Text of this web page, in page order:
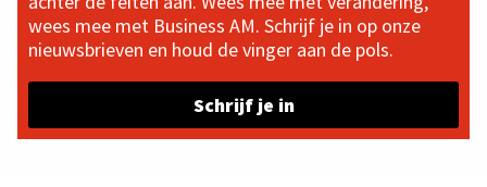
wees mee met Business AM. Schrijf je in op onze
nieuwsbrieven en houd de vinger aan de pols.
Schrijf je in